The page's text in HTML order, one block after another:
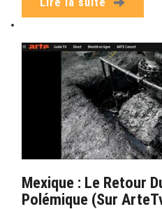
Mexique : Le Retour
Polémique (sur